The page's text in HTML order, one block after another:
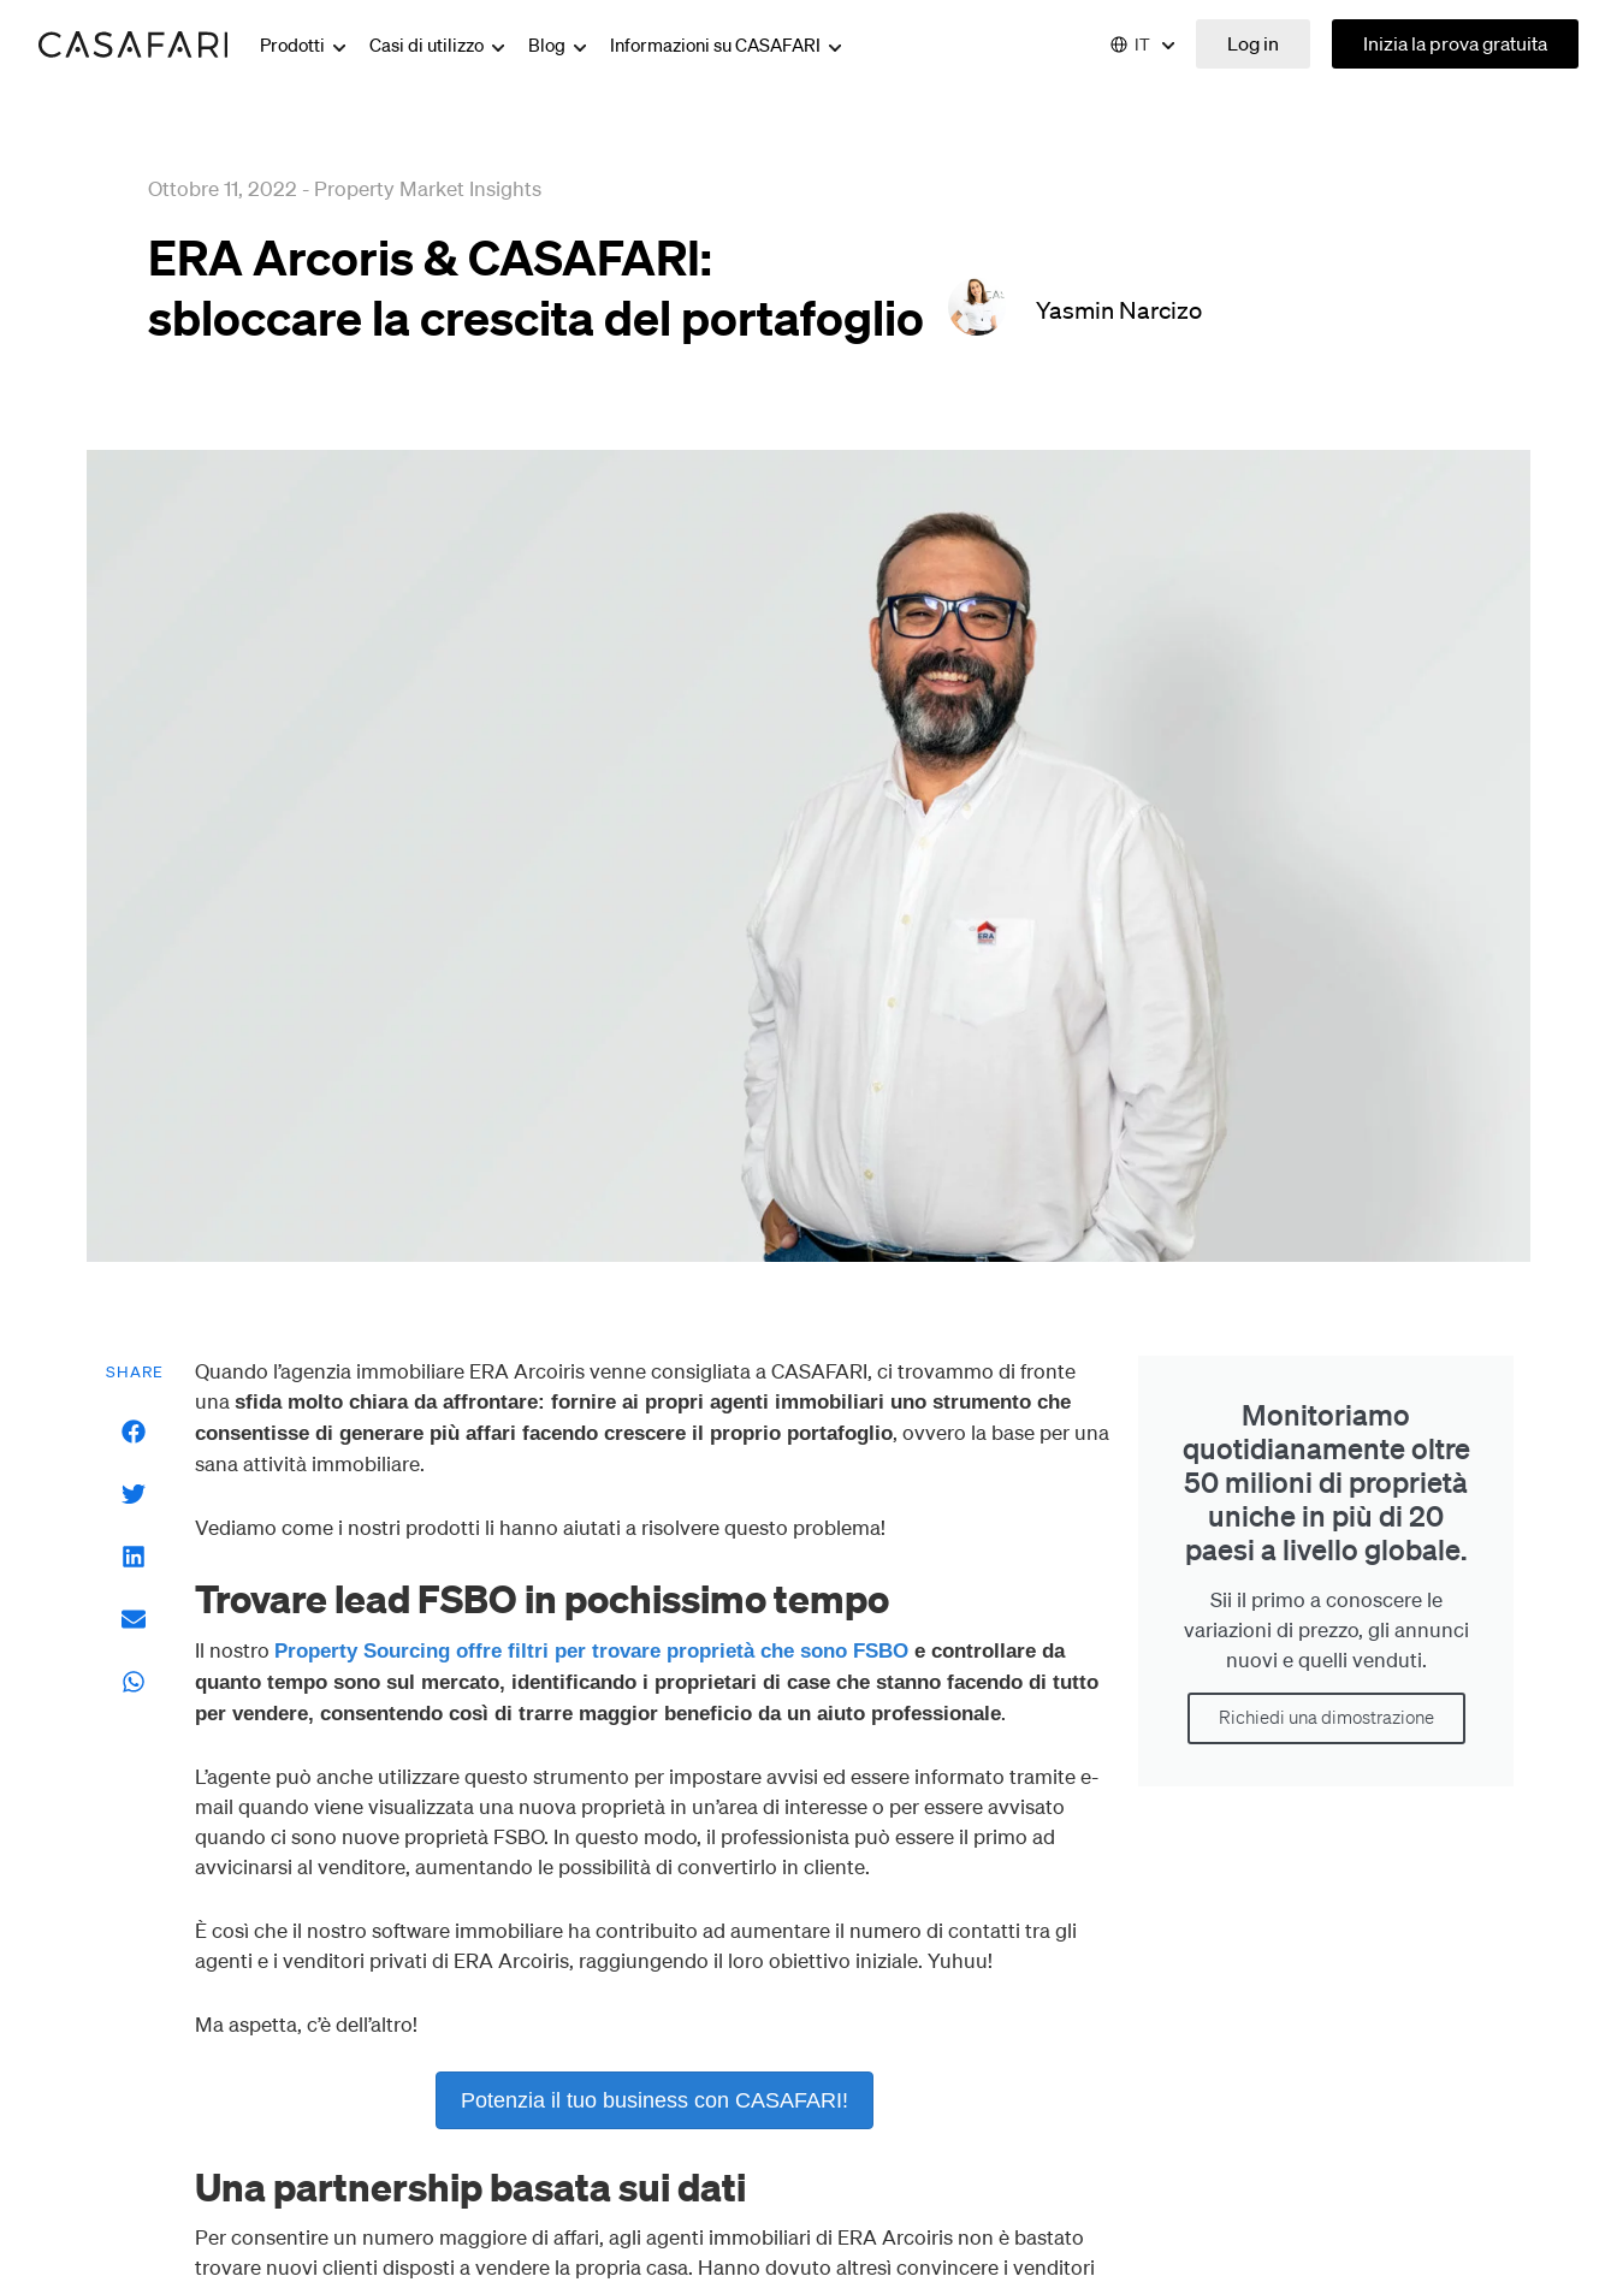
Prodotti Casi di utilizzo Blog Informazioni su CASAFARI IT Log in Inizia la prova gratuita
Ottobre 11, 2022 - Property Market Insights
ERA Arcoris & CASAFARI:
sbloccare la crescita del portafoglio
Yasmin Narcizo
SHARE
Quando l’agenzia immobiliare ERA Arcoiris venne consigliata a CASAFARI, ci trovammo di fronte
una sfida molto chiara da affrontare: fornire ai propri agenti immobiliari uno strumento che
consentisse di generare più affari facendo crescere il proprio portafoglio, ovvero la base per una
sana attività immobiliare.
Vediamo come i nostri prodotti li hanno aiutati a risolvere questo problema!
Trovare lead FSBO in pochissimo tempo
Il nostro Property Sourcing offre filtri per trovare proprietà che sono FSBOe controllare da
quanto tempo sono sul mercato, identificando i proprietari di case che stanno facendo di tutto
per vendere, consentendo così di trarre maggior beneficio da un aiuto professionale.
L’agente può anche utilizzare questo strumento per impostare avvisi ed essere informato tramite e-
mail quando viene visualizzata una nuova proprietà in un’area di interesse o per essere avvisato
quando ci sono nuove proprietà FSBO. In questo modo, il professionista può essere il primo ad
avvicinarsi al venditore, aumentando le possibilità di convertirlo in cliente.
È così che il nostro software immobiliare ha contribuito ad aumentare il numero di contatti tra gli
agenti e i venditori privati ​​di ERA Arcoiris, raggiungendo il loro obiettivo iniziale. Yuhuu!
Ma aspetta, c’è dell’altro!
Potenzia il tuo business con CASAFARI!
Una partnership basata sui dati
Per consentire un numero maggiore di affari, agli agenti immobiliari di ERA Arcoiris non è bastato
trovare nuovi clienti disposti a vendere la propria casa. Hanno dovuto altresì convincere i venditori
Monitoriamo
quotidianamente oltre
50 milioni di proprietà
uniche in più di 20
paesi a livello globale.
Sii il primo a conoscere le
variazioni di prezzo, gli annunci
nuovi e quelli venduti.
Richiedi una dimostrazione